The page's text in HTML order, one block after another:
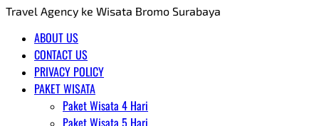
Travel Agency ke Wisata Bromo Surabaya
ABOUT US
CONTACT US
PRIVACY POLICY
PAKET WISATA
Paket Wisata 4 Hari
Paket Wisata 5 Hari